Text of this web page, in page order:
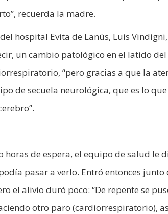
recuerda la madre.
hospital Evita de Lanús, Luis
un cambio patológico en el latido
“pero gracias a que la
de secuela neurológica, que es lo
horas de espera, el equipo de salud le
pasar a verlo. Entró entonces junto
el alivio duró poco: “De repente se
otro paro (cardiorrespiratorio),